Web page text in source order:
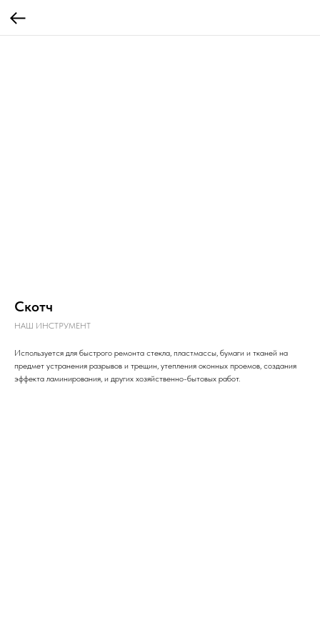
Скотч
НАШ ИНСТРУМЕНТ
Используется для быстрого ремонта стекла, пластмассы, бумаги и тканей на
предмет устранения разрывов и трещин, утепления оконных проемов, создания
эффекта ламинирования, и других хозяйственно-бытовых работ.